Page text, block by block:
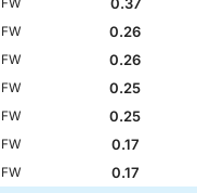
FW
0.26
FW
0.26
FW
0.25
FW
0.25
FW
0.17
FW
0.17